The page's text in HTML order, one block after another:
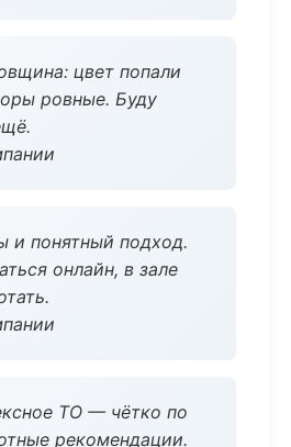
цвет попали
ровные. Буду
и понятный подход.
онлайн, в зале
ТО — чётко по
рекомендации.